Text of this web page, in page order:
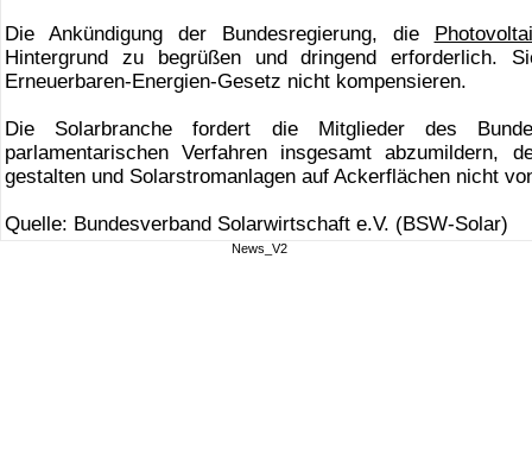
Die Ankündigung der Bundesregierung, die
Hintergrund zu begrüßen und dringend erforderlich.
Erneuerbaren-Energien-Gesetz nicht kompensieren.
Die Solarbranche fordert die Mitglieder des
parlamentarischen Verfahren insgesamt abzumildern,
gestalten und Solarstromanlagen auf Ackerflächen nicht
Quelle: Bundesverband Solarwirtschaft e.V. (BSW-Solar)
News_V2